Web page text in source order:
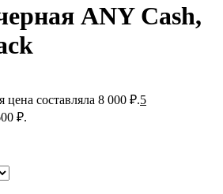
ANY Cash,
цена составляла 8 000 ₽.5
₽.